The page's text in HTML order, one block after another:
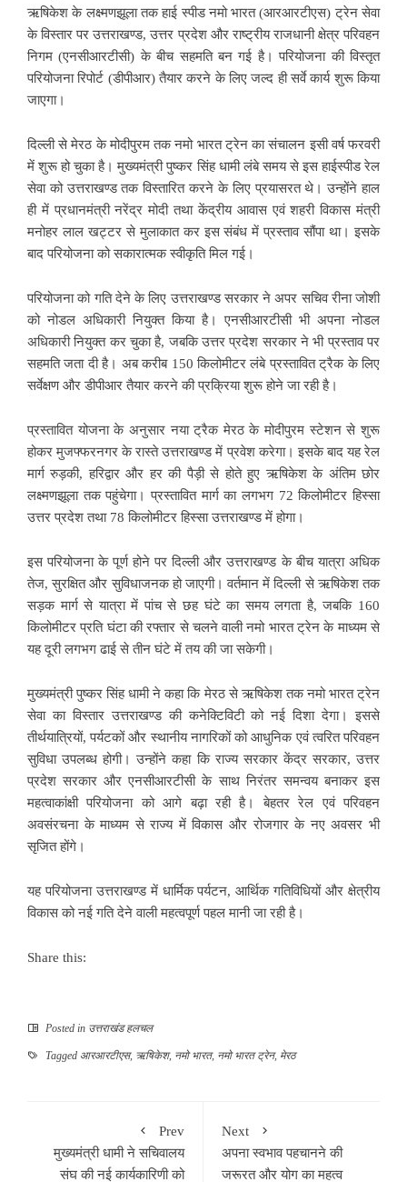
ऋषिकेश के लक्ष्मणझूला तक हाई स्पीड नमो भारत (आरआरटीएस) ट्रेन सेवा
के विस्तार पर उत्तराखण्ड, उत्तर प्रदेश और राष्ट्रीय राजधानी क्षेत्र परिवहन
निगम (एनसीआरटीसी) के बीच सहमति बन गई है। परियोजना की विस्तृत
परियोजना रिपोर्ट (डीपीआर) तैयार करने के लिए जल्द ही सर्वे कार्य शुरू किया
जाएगा।
दिल्ली से मेरठ के मोदीपुरम तक नमो भारत ट्रेन का संचालन इसी वर्ष फरवरी
में शुरू हो चुका है। मुख्यमंत्री पुष्कर सिंह धामी लंबे समय से इस हाईस्पीड रेल
सेवा को उत्तराखण्ड तक विस्तारित करने के लिए प्रयासरत थे। उन्होंने हाल
ही में प्रधानमंत्री नरेंद्र मोदी तथा केंद्रीय आवास एवं शहरी विकास मंत्री
मनोहर लाल खट्टर से मुलाकात कर इस संबंध में प्रस्ताव सौंपा था। इसके
बाद परियोजना को सकारात्मक स्वीकृति मिल गई।
परियोजना को गति देने के लिए उत्तराखण्ड सरकार ने अपर सचिव रीना जोशी
को नोडल अधिकारी नियुक्त किया है। एनसीआरटीसी भी अपना नोडल
अधिकारी नियुक्त कर चुका है, जबकि उत्तर प्रदेश सरकार ने भी प्रस्ताव पर
सहमति जता दी है। अब करीब 150 किलोमीटर लंबे प्रस्तावित ट्रैक के लिए
सर्वेक्षण और डीपीआर तैयार करने की प्रक्रिया शुरू होने जा रही है।
प्रस्तावित योजना के अनुसार नया ट्रैक मेरठ के मोदीपुरम स्टेशन से शुरू
होकर मुजफ्फरनगर के रास्ते उत्तराखण्ड में प्रवेश करेगा। इसके बाद यह रेल
मार्ग रुड़की, हरिद्वार और हर की पैड़ी से होते हुए ऋषिकेश के अंतिम छोर
लक्ष्मणझूला तक पहुंचेगा। प्रस्तावित मार्ग का लगभग 72 किलोमीटर हिस्सा
उत्तर प्रदेश तथा 78 किलोमीटर हिस्सा उत्तराखण्ड में होगा।
इस परियोजना के पूर्ण होने पर दिल्ली और उत्तराखण्ड के बीच यात्रा अधिक
तेज, सुरक्षित और सुविधाजनक हो जाएगी। वर्तमान में दिल्ली से ऋषिकेश तक
सड़क मार्ग से यात्रा में पांच से छह घंटे का समय लगता है, जबकि 160
किलोमीटर प्रति घंटा की रफ्तार से चलने वाली नमो भारत ट्रेन के माध्यम से
यह दूरी लगभग ढाई से तीन घंटे में तय की जा सकेगी।
मुख्यमंत्री पुष्कर सिंह धामी ने कहा कि मेरठ से ऋषिकेश तक नमो भारत ट्रेन
सेवा का विस्तार उत्तराखण्ड की कनेक्टिविटी को नई दिशा देगा। इससे
तीर्थयात्रियों, पर्यटकों और स्थानीय नागरिकों को आधुनिक एवं त्वरित परिवहन
सुविधा उपलब्ध होगी। उन्होंने कहा कि राज्य सरकार केंद्र सरकार, उत्तर
प्रदेश सरकार और एनसीआरटीसी के साथ निरंतर समन्वय बनाकर इस
महत्वाकांक्षी परियोजना को आगे बढ़ा रही है। बेहतर रेल एवं परिवहन
अवसंरचना के माध्यम से राज्य में विकास और रोजगार के नए अवसर भी
सृजित होंगे।
यह परियोजना उत्तराखण्ड में धार्मिक पर्यटन, आर्थिक गतिविधियों और क्षेत्रीय
विकास को नई गति देने वाली महत्वपूर्ण पहल मानी जा रही है।
Share this:
Posted in उत्तराखंड हलचल
Tagged आरआरटीएस, ऋषिकेश, नमो भारत, नमो भारत ट्रेन, मेरठ
Prev
मुख्यमंत्री धामी ने सचिवालय
संघ की नई कार्यकारिणी को
Next
अपना स्वभाव पहचानने की
जरूरत और योग का महत्व